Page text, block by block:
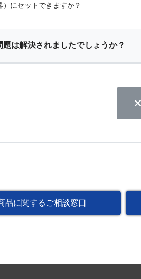
にセットできますか？
題は解決されましたでしょうか？
品に関するご相談窓口